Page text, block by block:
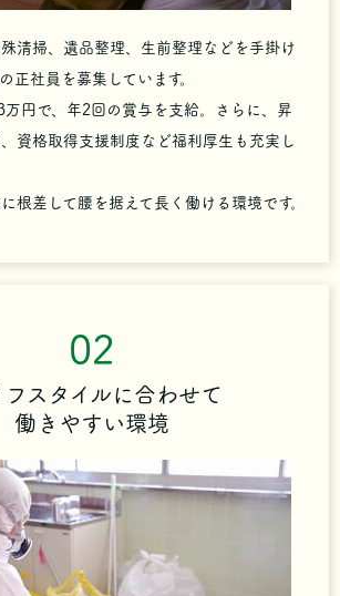
清掃、遺品整理、生前整理などを手掛け
正社員を募集しています。
万円で、年2回の賞与を支給。さらに、昇
資格取得支援制度など福利厚生も充実し
根差して腰を据えて長く働ける環境です。
02
フスタイルに合わせて
働きやすい環境